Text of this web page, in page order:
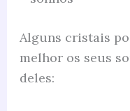
Alguns cristais
melhor os seus
deles: